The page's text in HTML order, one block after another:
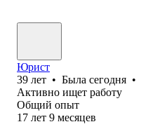
Юрист
39 лет • Была сегодня •
Активно ищет работу
Общий опыт
17 лет 9 месяцев